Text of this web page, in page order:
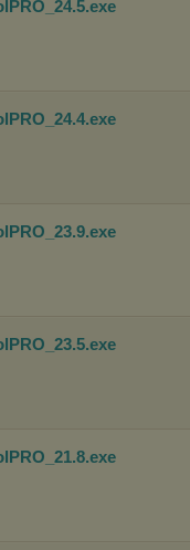
.exe
.exe
.exe
.exe
.exe